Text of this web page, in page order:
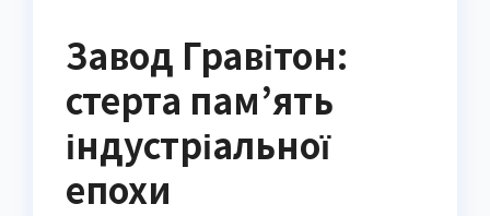
Завод Гравітон:
стерта пам’ять
індустріальної
епохи